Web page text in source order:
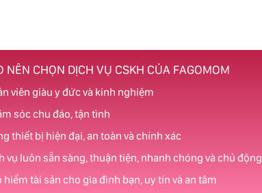
NÊN CHỌN DỊCH VỤ CSKH CỦA FAGOMOM
viên giàu y đức và kinh nghiệm
sóc chu đáo, tận tình
thiết bị hiện đại, an toàn và chính xác
vụ luôn sẵn sàng, thuận tiện, nhanh chóng và chủ động
hiểm tài sản cho gia đình bạn, uy tín và an tâm